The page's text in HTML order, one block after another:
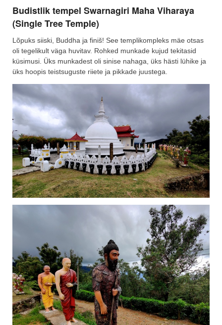
Budistlik tempel Swarnagiri Maha Viharaya
(Single Tree Temple)
Lõpuks siiski, Buddha ja finiš! See templikompleks mäe otsas
oli tegelikult väga huvitav. Rohked munkade kujud tekitasid
küsimusi. Üks munkadest oli sinise nahaga, üks hästi lühike ja
üks hoopis teistsuguste riiete ja pikkade juustega.